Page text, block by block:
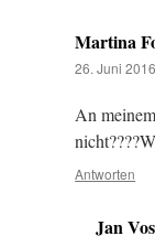
Martina
26. Juni
An
Antworten
Jan